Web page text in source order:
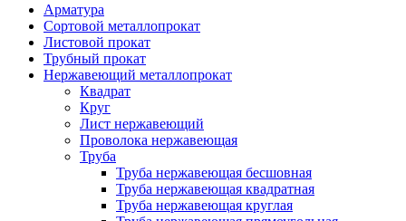
Арматура
Сортовой металлопрокат
Листовой прокат
Трубный прокат
Нержавеющий металлопрокат
Квадрат
Круг
Лист нержавеющий
Проволока нержавеющая
Труба
Труба нержавеющая бесшовная
Труба нержавеющая квадратная
Труба нержавеющая круглая